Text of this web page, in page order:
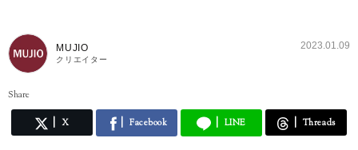
MUJIO
クリエイター
2023.01.09
Share
X Facebook LINE Threads